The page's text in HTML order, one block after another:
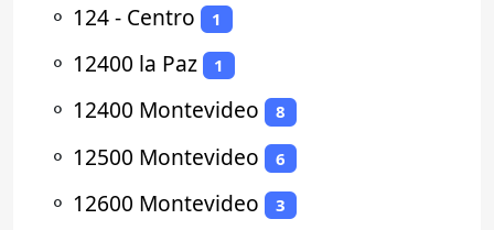
⚬ 124 - Centro 1
⚬ 12400 la Paz 1
⚬ 12400 Montevideo 8
⚬ 12500 Montevideo 6
⚬ 12600 Montevideo 3